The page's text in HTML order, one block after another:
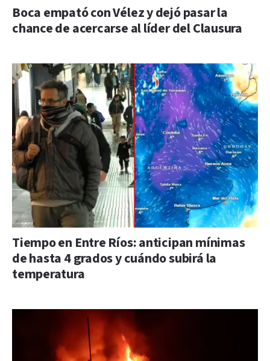
Boca empató con Vélez y dejó pasar la
chance de acercarse al líder del Clausura
Tiempo en Entre Ríos: anticipan mínimas
de hasta 4 grados y cuándo subirá la
temperatura